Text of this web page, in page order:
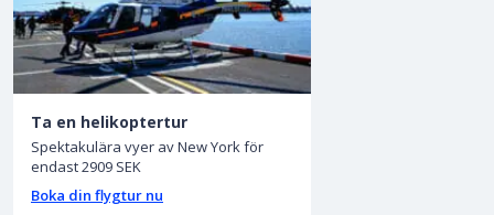
Ta en helikoptertur
Spektakulära vyer av New York för
endast 2909 SEK
Boka din flygtur nu